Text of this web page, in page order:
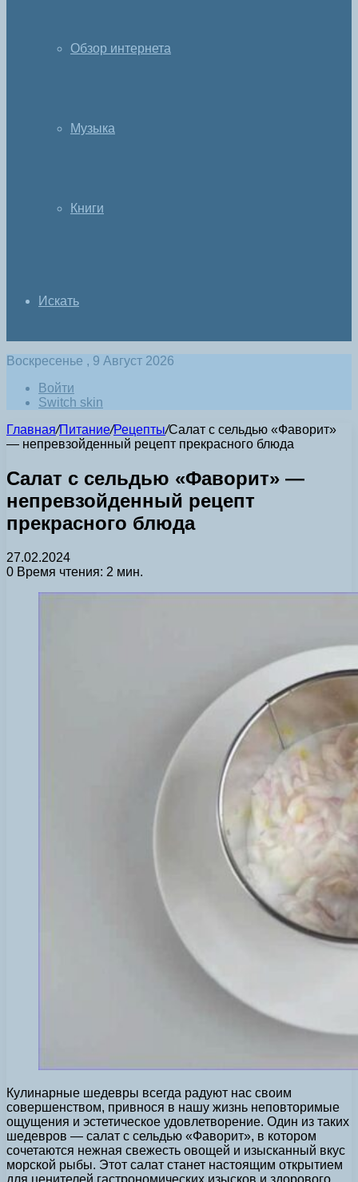
Обзор интернета
Музыка
Книги
Искать
Воскресенье , 9 Август 2026
Войти
Switch skin
Главная/Питание/Рецепты/Салат с сельдью «Фаворит»
— непревзойденный рецепт прекрасного блюда
Салат с сельдью «Фаворит» —
непревзойденный рецепт
прекрасного блюда
27.02.2024
0 Время чтения: 2 мин.
Кулинарные шедевры всегда радуют нас своим
совершенством, привнося в нашу жизнь неповторимые
ощущения и эстетическое удовлетворение. Один из таких
шедевров — салат с сельдью «Фаворит», в котором
сочетаются нежная свежесть овощей и изысканный вкус
морской рыбы. Этот салат станет настоящим открытием
для ценителей гастрономических изысков и здорового